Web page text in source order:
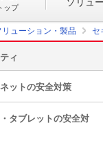
ップ
リューション・製品 セ
ィ
ットの安全対策
タブレットの安全対